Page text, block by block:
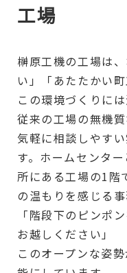
工場
榊原工機の工場は
い」「あたたかい
この環境づくりに
従来の工場の無機
気軽に相談しやす
す。ホームセンタ
所にある工場の1階
の温もりを感じる事
「階段下のピンポ
お越しください」
このオープンな姿